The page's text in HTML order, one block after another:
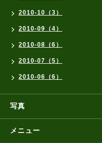
2010-10（3）
2010-09（4）
2010-08（6）
2010-07（5）
2010-06（6）
写真
メニュー